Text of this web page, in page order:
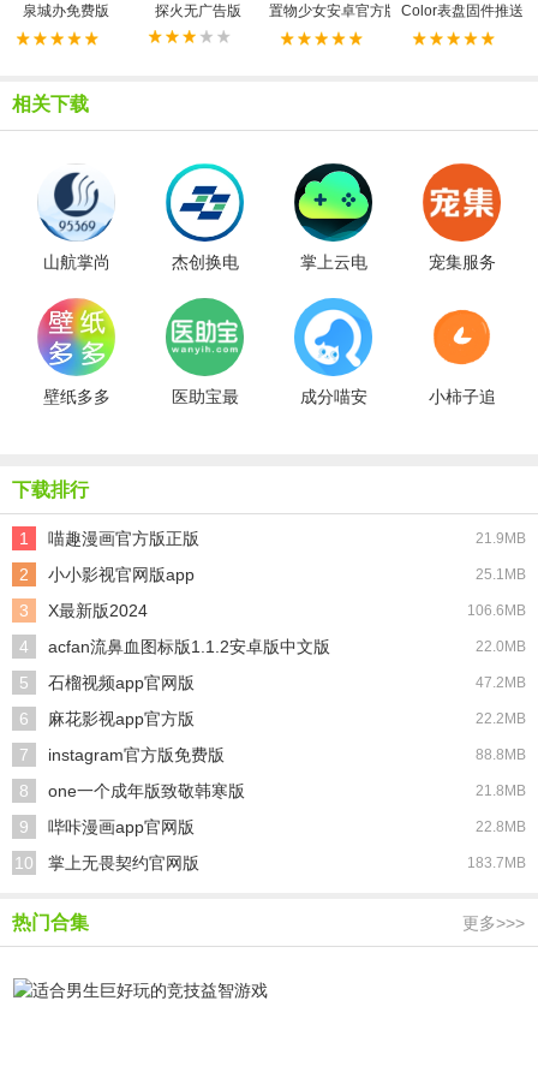
泉城办免费版 探火无广告版 置物少女安卓官方版 Color表盘固件推送
相关下载
山航掌尚
费版
杰创换电
版
掌上云电
装版
宠集服务
版
壁纸多多
医助宝最
成分喵安
小柿子追
下载排行
1 喵趣漫画官方版正版 21.9MB
2 小小影视官网版app 25.1MB
3 X最新版2024 106.6MB
4 acfan流鼻血图标版1.1.2安卓版中文版 22.0MB
5 石榴视频app官网版 47.2MB
6 麻花影视app官方版 22.2MB
7 instagram官方版免费版 88.8MB
8 one一个成年版致敬韩寒版 21.8MB
9 哔咔漫画app官网版 22.8MB
10 掌上无畏契约官网版 183.7MB
热门合集 更多>>>